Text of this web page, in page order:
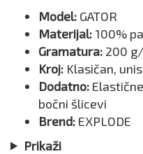
Model: GATOR
Materijal: 100%
Gramatura: 200
Kroj: Klasičan,
Dodatno:
bočni šlicevi
Brend: EXPLODE
Prikaži